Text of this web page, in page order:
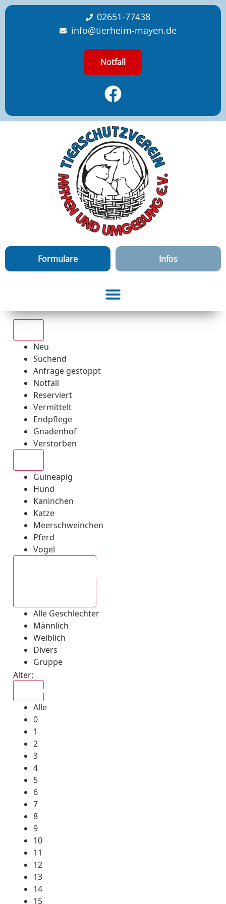
content
02651-77438
info@tierheim-mayen.de
Notfall
Formulare Infos
Neu
Suchend
Anfrage gestoppt
Notfall
Reserviert
Vermittelt
Endpflege
Gnadenhof
Verstorben
Guineapig
Hund
Kaninchen
Katze
Meerschweinchen
Pferd
Vogel
Alle Geschlechter
Männlich
Weiblich
Divers
Gruppe
Alter:
Alle
0
1
2
3
4
5
6
7
8
9
10
11
12
13
14
15